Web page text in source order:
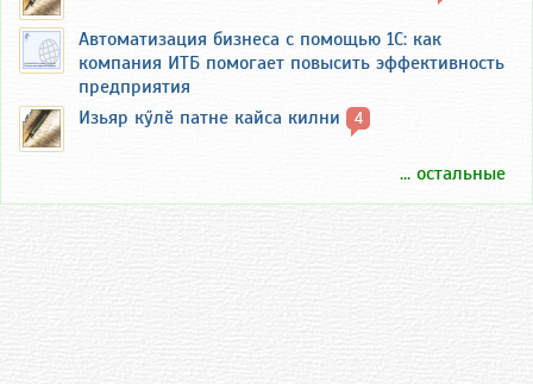
Автоматизация бизнеса с помощью 1С: как
компания ИТБ помогает повысить эффективность
предприятия
Изьяр кӳлӗ патне кайса килни
4
... остальные